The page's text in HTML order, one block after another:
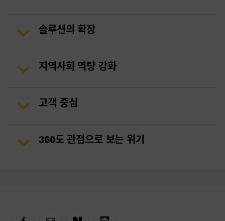
솔루션의 확장
지역사회 역량 강화
고객 중심
360도 관점으로 보는 위기